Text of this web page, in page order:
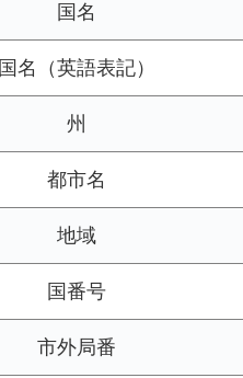
国名
国名（英語表記）
州
都市名
地域
国番号
市外局番